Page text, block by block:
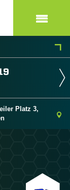
Platz 3,